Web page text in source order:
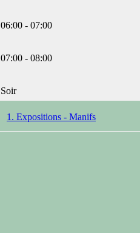
06:00 - 07:00
07:00 - 08:00
Soir
1. Expositions - Manifs